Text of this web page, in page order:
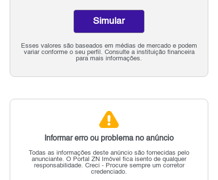
Esses valores são baseados em médias de mercado e podem
variar conforme o seu perfil. Consulte a instituição financeira
para mais informações.
Simular
Informar erro ou problema no anúncio
Todas as informações deste anúncio são fornecidas pelo
anunciante. O Portal ZN Imóvel fica isento de qualquer
responsabilidade. Creci - Procure sempre um corretor
credenciado.